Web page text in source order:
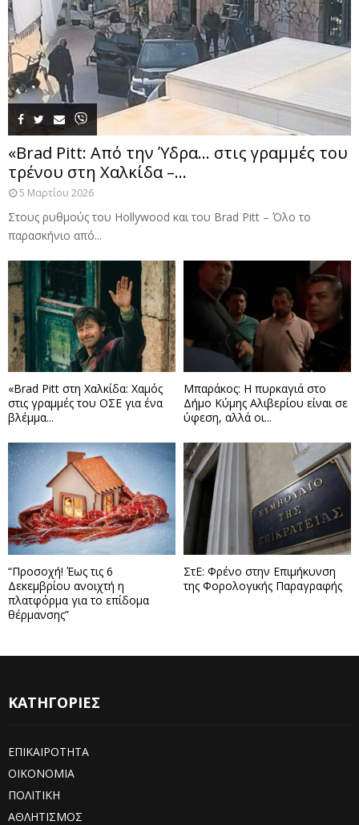
«Brad Pitt: Από την Ύδρα… στις γραμμές του
τρένου στη Χαλκίδα –...
5 Μαρτίου 2026
Στους ρυθμούς του Hollywood και του Brad Pitt – Όλο το
παρασκήνιο από...
«Brad Pitt στη Χαλκίδα: Χαμός
στις γραμμές του ΟΣΕ για ένα
βλέμμα...
Μπαράκος: Η πυρκαγιά στο
Δήμο Κύμης Αλιβερίου είναι σε
ύφεση, αλλά οι...
“Προσοχή! Έως τις 6
Δεκεμβρίου ανοιχτή η
πλατφόρμα για το επίδομα
θέρμανσης”
ΣτΕ: Φρένο στην Επιμήκυνση
της Φορολογικής Παραγραφής
ΚΑΤΗΓΟΡΙΕΣ
ΕΠΙΚΑΙΡΟΤΗΤΑ
ΟΙΚΟΝΟΜΙΑ
ΠΟΛΙΤΙΚΗ
ΑΘΛΗΤΙΣΜΟΣ